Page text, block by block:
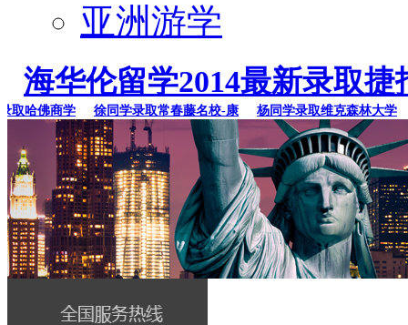
亚洲游学
海华伦留学2014最新录取捷
佛商学 徐同学录取常春藤名校-康 杨同学录取维克森林大学 李